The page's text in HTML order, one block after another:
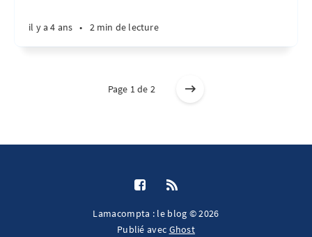
il y a 4 ans • 2 min de lecture
Page 1 de 2
Lamacompta : le blog © 2026
Publié avec Ghost